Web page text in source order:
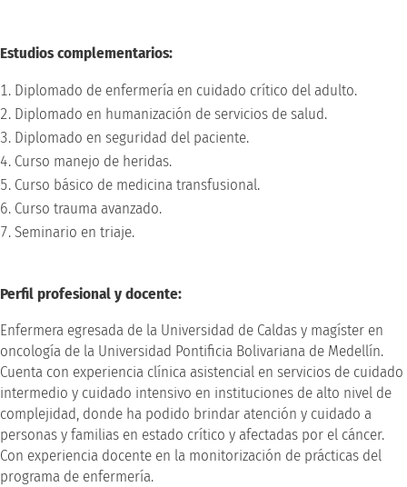
Estudios complementarios:
Diplomado de enfermería en cuidado crítico del adulto.
Diplomado en humanización de servicios de salud.
Diplomado en seguridad del paciente.
Curso manejo de heridas.
Curso básico de medicina transfusional.
Curso trauma avanzado.
Seminario en triaje.
Perfil profesional y docente:
Enfermera egresada de la Universidad de Caldas y magíster en
oncología de la Universidad Pontificia Bolivariana de Medellín.
Cuenta con experiencia clínica asistencial en servicios de cuidado
intermedio y cuidado intensivo en instituciones de alto nivel de
complejidad, donde ha podido brindar atención y cuidado a
personas y familias en estado crítico y afectadas por el cáncer.
Con experiencia docente en la monitorización de prácticas del
programa de enfermería.